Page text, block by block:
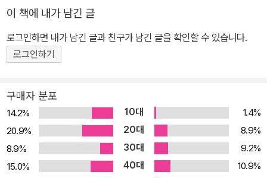
이 책에 내가 남긴 글
로그인하면 내가 남긴 글과 친구가 남긴 글을 확인할 수 있습니다.
로그인하기
구매자 분포
14.2% 10대
1.4%
20.9%
20대
8.9%
8.9%
30대
9.2%
15.0%
40대
10.9%